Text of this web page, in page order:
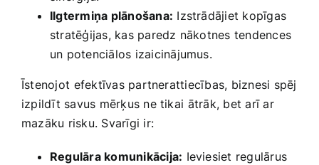
Ilgtermiņa plānošana: Izstrādājiet kopīgas
stratēģijas, kas paredz ‌nākotnes tendences
un potenciālos izaicinājumus.
Īstenojot ⁣efektīvas partnerattiecības, biznesi spēj
izpildīt ‌savus mērķus ne ​tikai ⁣ātrāk, bet arī ar
mazāku risku. Svarīgi‍ ir:
Regulāra komunikācija: Ieviesiet regulārus